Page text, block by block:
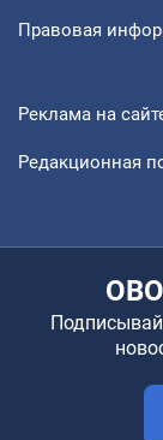
Правовая
Реклама на
Редакционная